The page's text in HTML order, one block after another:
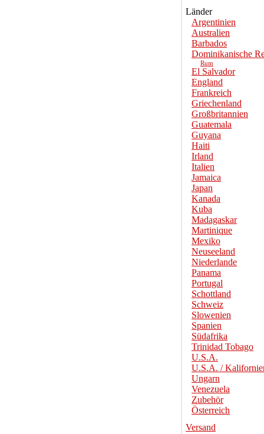
Länder
Argentinien
Australien
Barbados
Dominikanische
Rum
El Salvador
England
Frankreich
Griechenland
Großbritannien
Guatemala
Guyana
Haiti
Irland
Italien
Jamaica
Japan
Kanada
Kuba
Madagaskar
Martinique
Mexiko
Neuseeland
Niederlande
Panama
Portugal
Schottland
Schweiz
Slowenien
Spanien
Südafrika
Trinidad Tobago
U.S.A.
U.S.A. /
Ungarn
Venezuela
Zubehör
Österreich
Versand